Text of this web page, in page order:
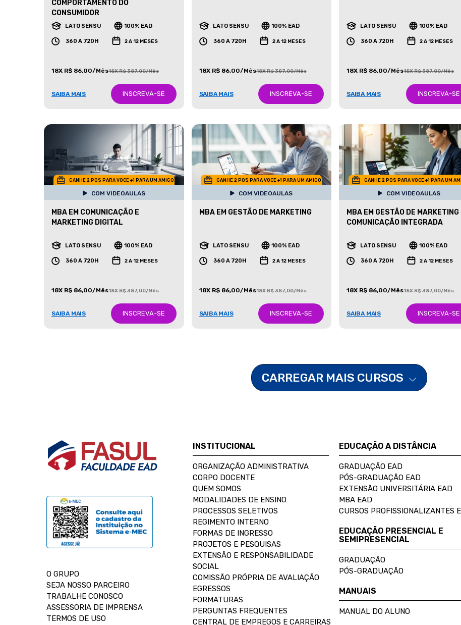
COMPORTAMENTO DO
CONSUMIDOR
LATO SENSU 100% EAD
360 A 720H 2 A 12 MESES
18X R$ 86,00/Mês18X R$ 387,00/Mês
SAIBA MAIS INSCREVA-SE
LATO SENSU 100% EAD
360 A 720H 2 A 12 MESES
18X R$ 86,00/Mês18X R$ 387,00/Mês
SAIBA MAIS INSCREVA-SE
LATO SENSU 100% EAD
360 A 720H 2 A 12 MESES
18X R$ 86,00/Mês18X R$ 387,00/Mês
SAIBA MAIS INSCREVA-SE
GANHE 2 POS PARA VOCE +1 PARA UM AMIGO
COM VIDEOAULAS
MBA EM COMUNICAÇÃO E
MARKETING DIGITAL
LATO SENSU 100% EAD
360 A 720H 2 A 12 MESES
18X R$ 86,00/Mês18X R$ 387,00/Mês
SAIBA MAIS INSCREVA-SE
GANHE 2 POS PARA VOCE +1 PARA UM AMIGO
COM VIDEOAULAS
MBA EM GESTÃO DE MARKETING
LATO SENSU 100% EAD
360 A 720H 2 A 12 MESES
18X R$ 86,00/Mês18X R$ 387,00/Mês
SAIBA MAIS INSCREVA-SE
GANHE 2 POS PARA VOCE +1 PARA UM
COM VIDEOAULAS
MBA EM GESTÃO DE MARKETING
COMUNICAÇÃO INTEGRADA
LATO SENSU 100% EAD
360 A 720H 2 A 12 MESES
18X R$ 86,00/Mês18X R$ 387,00/Mês
SAIBA MAIS INSCREVA-SE
CARREGAR MAIS CURSOS
O GRUPO
SEJA NOSSO PARCEIRO
TRABALHE CONOSCO
ASSESSORIA DE IMPRENSA
TERMOS DE USO
INSTITUCIONAL
ORGANIZAÇÃO ADMINISTRATIVA
CORPO DOCENTE
QUEM SOMOS
MODALIDADES DE ENSINO
PROCESSOS SELETIVOS
REGIMENTO INTERNO
FORMAS DE INGRESSO
PROJETOS E PESQUISAS
EXTENSÃO E RESPONSABILIDADE
SOCIAL
COMISSÃO PRÓPRIA DE AVALIAÇÃO
EGRESSOS
FORMATURAS
PERGUNTAS FREQUENTES
CENTRAL DE EMPREGOS E CARREIRAS
EDUCAÇÃO A DISTÂNCIA
GRADUAÇÃO EAD
PÓS-GRADUAÇÃO EAD
EXTENSÃO UNIVERSITÁRIA EAD
MBA EAD
CURSOS PROFISSIONALIZANTES
EDUCAÇÃO PRESENCIAL E
SEMIPRESENCIAL
GRADUAÇÃO
PÓS-GRADUAÇÃO
MANUAIS
MANUAL DO ALUNO